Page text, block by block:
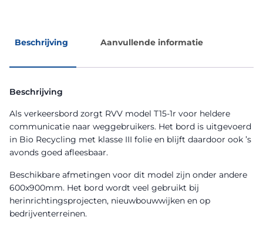
Beschrijving Aanvullende informatie
Beschrijving
Als verkeersbord zorgt RVV model T15-1r voor heldere
communicatie naar weggebruikers. Het bord is uitgevoerd
in Bio Recycling met klasse III folie en blijft daardoor ook ’s
avonds goed afleesbaar.
Beschikbare afmetingen voor dit model zijn onder andere
600x900mm. Het bord wordt veel gebruikt bij
herinrichtingsprojecten, nieuwbouwwijken en op
bedrijventerreinen.